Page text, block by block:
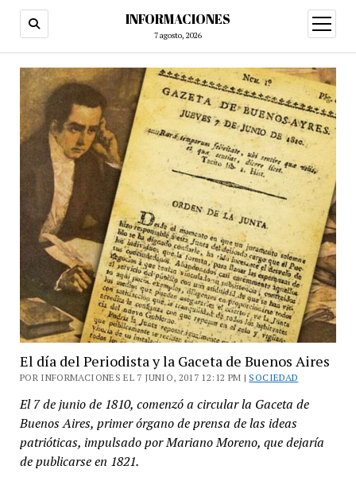
INFORMACIONES
7 agosto, 2026
abrir
menú
El día del Periodista y la Gaceta de Buenos Aires
POR INFORMACIONES EL 7 JUNIO, 2017 12:12 PM | SOCIEDAD
El 7 de junio de 1810, comenzó a circular la Gaceta de
Buenos Aires, primer órgano de prensa de las ideas
patrióticas, impulsado por Mariano Moreno, que dejaría
de publicarse en 1821.